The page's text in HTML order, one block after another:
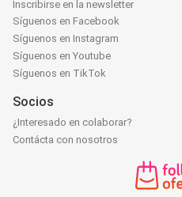
Inscribirse en la newsletter
Síguenos en Facebook
Síguenos en Instagram
Síguenos en Youtube
Síguenos en TikTok
Socios
¿Interesado en colaborar?
Contácta con nosotros